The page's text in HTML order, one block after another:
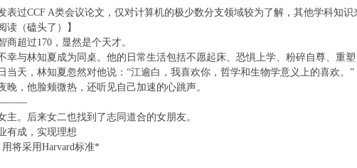
过CCF A类会议论文，仅对计算机的极少数分支领域较为了解，其他学科知识
读（磕头了）】
超过170，显然是个天才。
与林知夏成为同桌。他的日常生活包括不愿起床、恐惧上学、粉碎自尊、重
天，林知夏忽然对他说：“江逾白，我喜欢你，哲学和生物学意义上的喜欢。”
，他脸颊微热，还听见自己加速的心跳声。
。后来女二也找到了志同道合的女朋友。
成，实现理想
采用Harvard标准*